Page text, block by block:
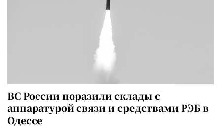
ВС России поразили склады с
аппаратурой связи и средствами РЭБ в
Одессе